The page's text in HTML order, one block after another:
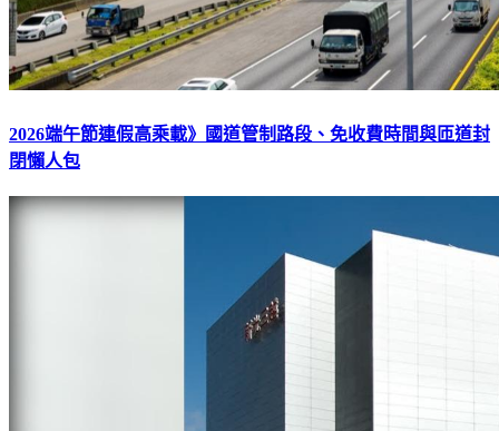
2026端午節連假高乘載》國道管制路段、免收費時間與匝道封
閉懶人包